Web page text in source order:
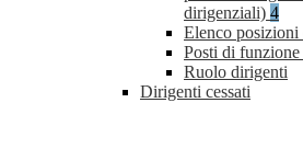
dirigenziali) 4
Elenco
Posti di
Ruolo dirigenti
Dirigenti cessati